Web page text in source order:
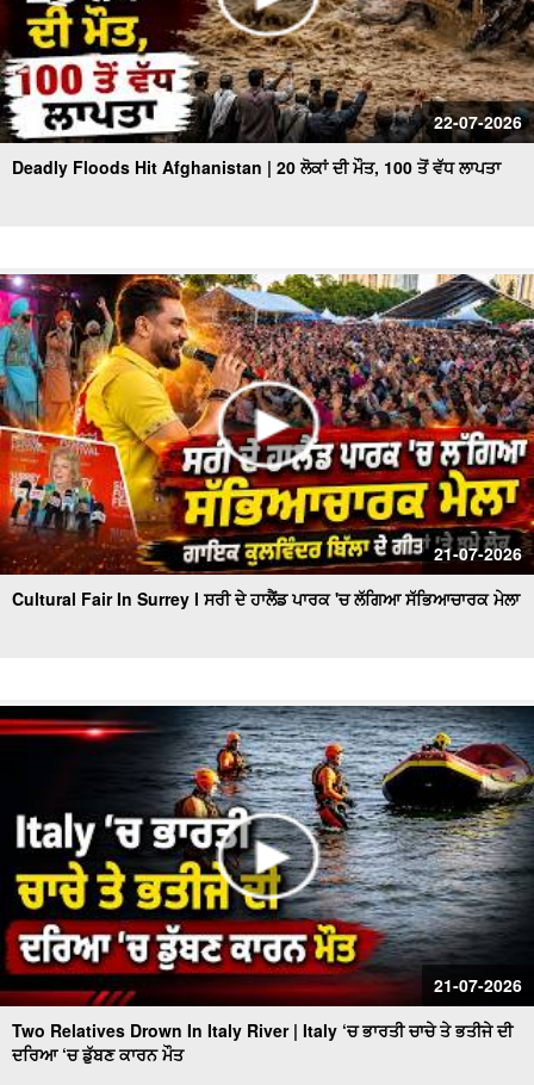
22-07-2026
Deadly Floods Hit Afghanistan | 20 ਲੋਕਾਂ ਦੀ ਮੌਤ, 100 ਤੋਂ ਵੱਧ ਲਾਪਤਾ
21-07-2026
Cultural Fair In Surrey l ਸਰੀ ਦੇ ਹਾਲੈਂਡ ਪਾਰਕ 'ਚ ਲੱਗਿਆ ਸੱਭਿਆਚਾਰਕ ਮੇਲਾ
21-07-2026
Two Relatives Drown In Italy River | Italy ‘ਚ ਭਾਰਤੀ ਚਾਚੇ ਤੇ ਭਤੀਜੇ ਦੀ
ਦਰਿਆ ‘ਚ ਡੁੱਬਣ ਕਾਰਨ ਮੌਤ